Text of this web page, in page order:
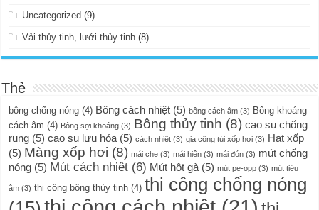
Uncategorized (9)
Vải thủy tinh, lưới thủy tinh (8)
Thẻ
bông chống nóng (4) Bông cách nhiệt (5) bông cách âm (3) Bông khoáng
cách âm (4) Bông sợi khoáng (3) Bông thủy tinh (8) cao su chống
rung (5) cao su lưu hóa(5) cách nhiệt (3) gia công túi xốp hơi (3) Hạt xốp
(5) Màng xốp hơi (8) mái che (3) mái hiên (3) mái đón (3) mút chống
nóng (5) Mút cách nhiệt (6) Mút hột gà(5) mút pe-opp (3) mút tiêu
âm (3) thi công bông thủy tinh (4) thi công chống nóng